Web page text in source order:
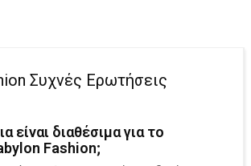
Συχνές Ερωτήσεις
είναι διαθέσιμα για το
Fashion;